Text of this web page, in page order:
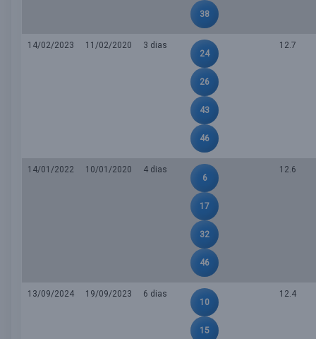
38
14/02/2023 11/02/2020
3 dias
24
26
43
46
12.7
14/01/2022 10/01/2020
4 dias
6
17
32
46
12.6
13/09/2024 19/09/2023
6 dias
10
15
12.4